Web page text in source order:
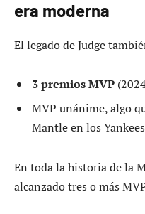
era moderna
El legado de Judge
3 premios MVP
MVP unánime, algo
Mantle en los Yankees
En toda la historia de la
alcanzado tres o más